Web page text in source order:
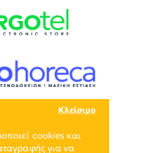
cookies και
για να
Κλείσιμο